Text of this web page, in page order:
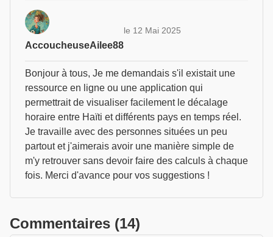
AccoucheuseAilee88
le 12 Mai 2025
Bonjour à tous, Je me demandais s'il existait une
ressource en ligne ou une application qui
permettrait de visualiser facilement le décalage
horaire entre Haïti et différents pays en temps réel.
Je travaille avec des personnes situées un peu
partout et j'aimerais avoir une manière simple de
m'y retrouver sans devoir faire des calculs à chaque
fois. Merci d'avance pour vos suggestions !
Commentaires (14)